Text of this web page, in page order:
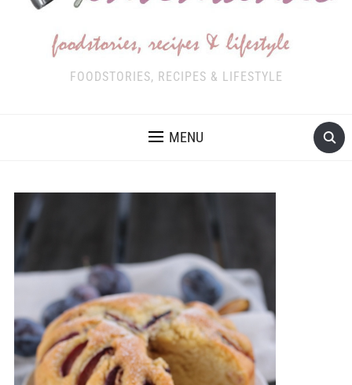
FOODSTORIES, RECIPES & LIFESTYLE
MENU